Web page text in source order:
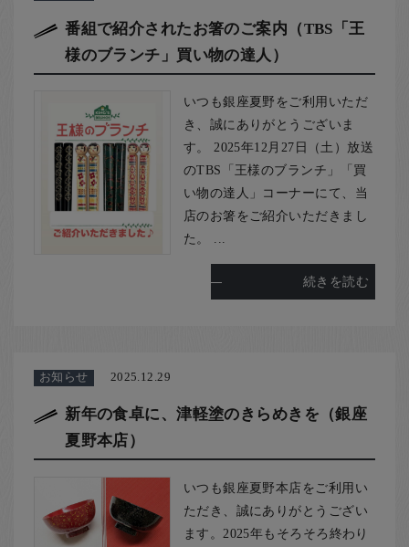
番組で紹介されたお箸のご案内（TBS「王
様のブランチ」買い物の達人）
いつも銀座夏野をご利用いただ
き、誠にありがとうございま
す。 2025年12月27日（土）放送
のTBS「王様のブランチ」「買
い物の達人」コーナーにて、当
店のお箸をご紹介いただきまし
た。 ...
続きを読む
お知らせ 2025.12.29
新年の食卓に、津軽塗のきらめきを（銀座
夏野本店）
いつも銀座夏野本店をご利用い
ただき、誠にありがとうござい
ます。2025年もそろそろ終わり